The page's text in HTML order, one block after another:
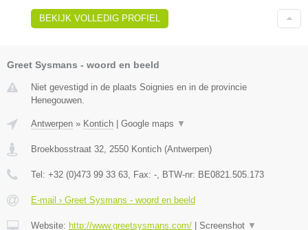
BEKIJK VOLLEDIG PROFIEL
Greet Sysmans - woord en beeld
Niet gevestigd in de plaats Soignies en in de provincie
Henegouwen.
Antwerpen » Kontich Google maps ▼
Broekbosstraat 32, 2550 Kontich (Antwerpen)
Tel: +32 (0)473 99 33 63, Fax: -, BTW-nr: BE0821.505.173
E-mail › Greet Sysmans - woord en beeld
Website: http://www.greetsysmans.com/ Screenshot ▼